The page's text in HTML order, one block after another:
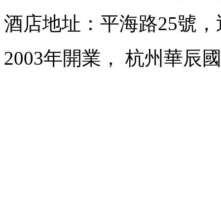
酒店地址：平海路25號
2003年開業， 杭州華